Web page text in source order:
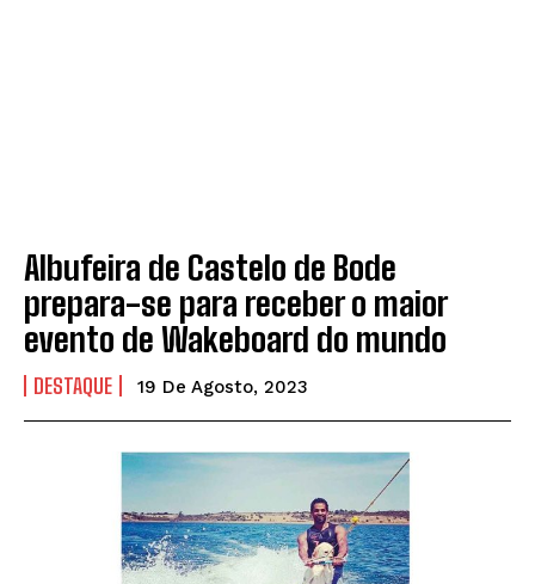
Albufeira de Castelo de Bode
prepara-se para receber o maior
evento de Wakeboard do mundo
DESTAQUE 19 De Agosto, 2023